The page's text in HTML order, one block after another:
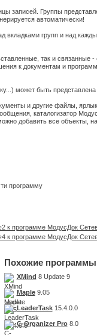
записей. Группы
автоматически!
групп и над
так и связанные
к документам и
может быть представлена
и другие файлы,
каталогизатор
добавить все объекты,
программу
Похожие программы
XMind 8 Update 9
Maple9.05
LeaderTask15.4.0.0
C-Organizer Pro8.0